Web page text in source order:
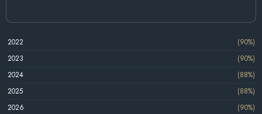
2022
(90%)
2023
(90%)
2024
(88%)
2025
(88%)
2026
(90%)